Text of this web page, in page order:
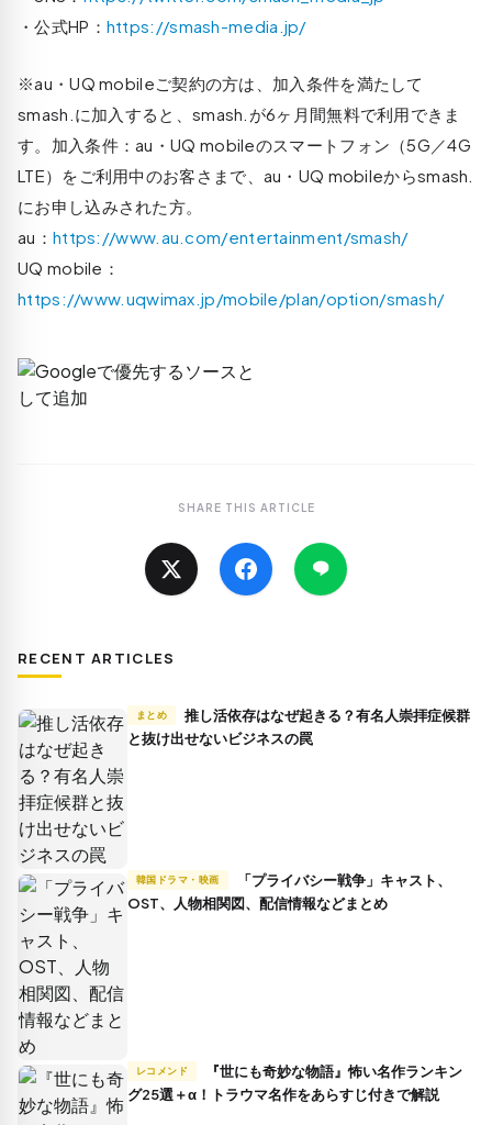
・公式HP： https://smash-media.jp/
※au・UQ mobileご契約の方は、加入条件を満たして
smash.に加入すると、smash.が6ヶ月間無料で利用できま
す。加入条件：au・UQ mobileのスマートフォン（5G／4G
LTE）をご利用中のお客さまで、au・UQ mobileからsmash.
にお申し込みされた方。
au： https://www.au.com/entertainment/smash/
UQ mobile：
https://www.uqwimax.jp/mobile/plan/option/smash/
SHARE THIS ARTICLE
RECENT ARTICLES
まとめ
推し活依存はなぜ起きる？有名人崇拝症候群
と抜け出せないビジネスの罠
韓国ドラマ・映画
OST、人物相関図、配信情報などまとめ
レコメンド
グ25選＋α！トラウマ名作をあらすじ付きで解説